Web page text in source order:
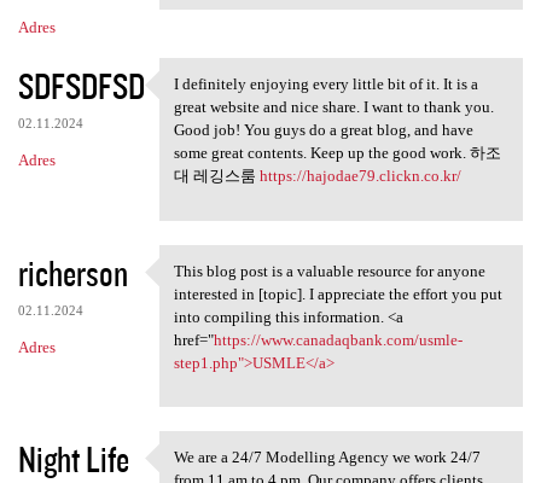
Adres
SDFSDFSD
02.11.2024
Adres
I definitely enjoying every
I definitely enjoying every little bit of it. It is a
great website and nice share. I want to thank you.
Good job! You guys do a great blog, and have
some great contents. Keep up the good work. 하조
대 레깅스룸 https://hajodae79.clickn.co.kr/
richerson
02.11.2024
Adres
This blog post is a valuable
This blog post is a valuable resource for anyone
interested in [topic]. I appreciate the effort you put
into compiling this information. <a
href="https://www.canadaqbank.com/usmle-
step1.php">USMLE</a>
Night Life We are a 24/7 Modelling
We are a 24/7 Modelling Agency we work 24/7